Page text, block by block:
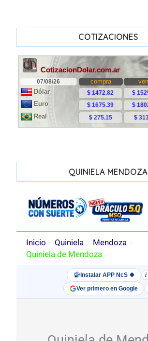
COTIZACIONES
QUINIELA MENDOZA